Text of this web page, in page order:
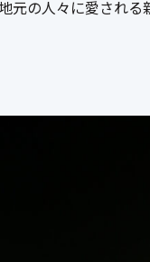
の人々に愛される